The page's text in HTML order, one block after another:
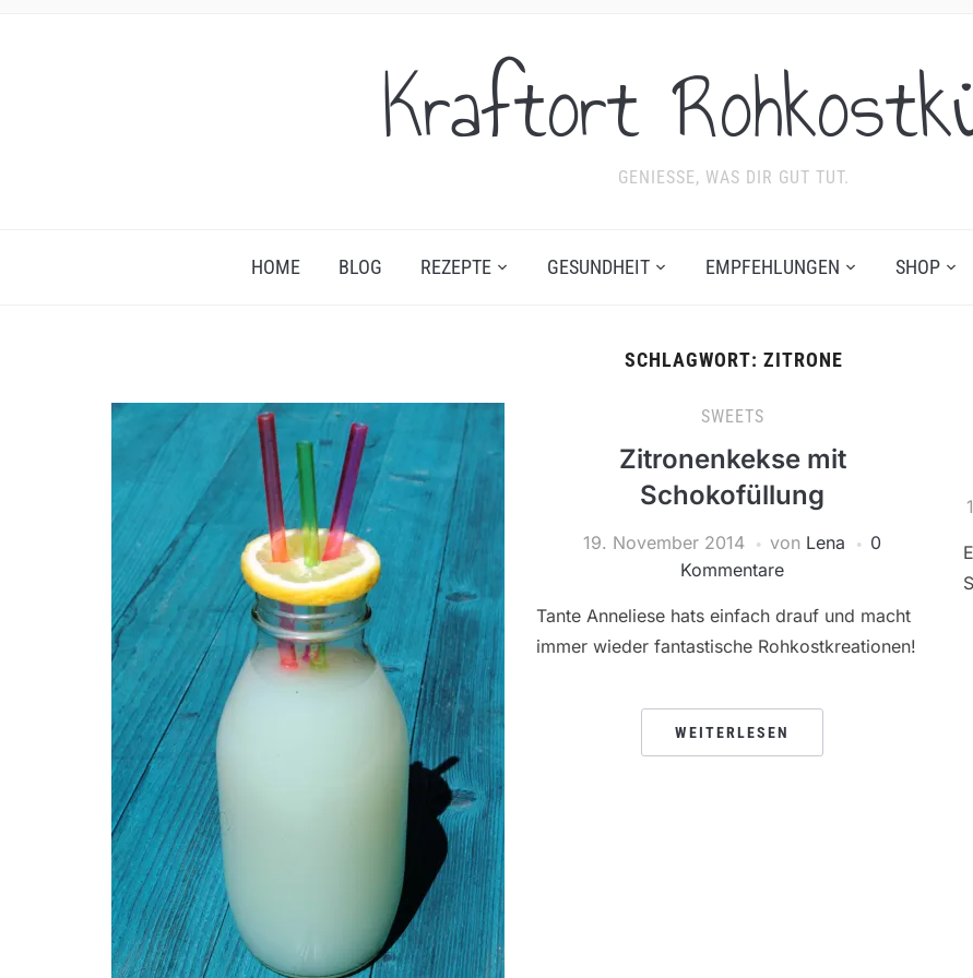
Kraftort
GENIESSE, WAS DIR GUT TUT.
HOME BLOG REZEPTE GESUNDHEIT EMPFEHLUNGEN SHOP
SCHLAGWORT: ZITRONE
SWEETS
Zitronenkekse mit
Schokofüllung
19. November 2014 von Lena
0
Kommentare
Tante Anneliese hats einfach drauf und macht
immer wieder fantastische Rohkostkreationen!
WEITERLESEN